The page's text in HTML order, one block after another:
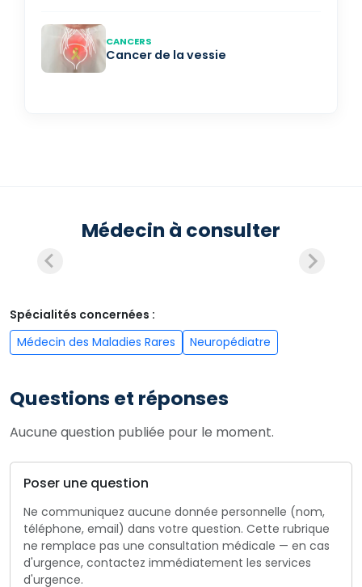
CANCERS
Cancer de la vessie
Médecin à consulter
Spécialités concernées :
Médecin des Maladies Rares
Neuropédiatre
Questions et réponses
Aucune question publiée pour le moment.
Poser une question
Ne communiquez aucune donnée personnelle (nom,
téléphone, email) dans votre question. Cette rubrique
ne remplace pas une consultation médicale — en cas
d'urgence, contactez immédiatement les services
d'urgence.